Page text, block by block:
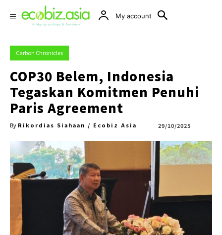
My account
Carbon Chronicles
COP30 Belem, Indonesia
Tegaskan Komitmen Penuhi
Paris Agreement
By Rikordias Siahaan / Ecobiz Asia 29/10/2025